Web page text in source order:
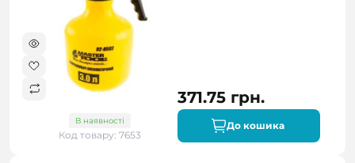
В наявності
Код товару: 7653
371.75 грн.
До кошика